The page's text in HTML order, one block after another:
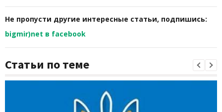
Не пропусти другие интересные статьи, подпишись:
bigmir)net в facebook
Статьи по теме